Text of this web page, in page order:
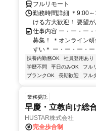
フルリモート
勤務時間詳細 ＊9:00
ける方大歓迎！ 要望
仕事内容 ー・ー・ー
募集！ ＊オンライン
すい＊ ー・ー・ー・
扶養内勤務OK 社員登用あり
学歴不問
平日のみOK フル
ブランクOK
長期歓迎 フル
業務委託
早慶・立教向け総
HUSTAR株式会社
完全歩合制